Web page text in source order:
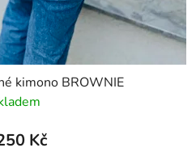
kimono BROWNIE
Kč